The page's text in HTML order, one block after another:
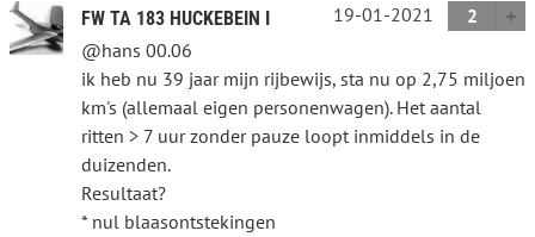
FW TA 183 HUCKEBEIN I 19-01-2021
2
@hans 00.06
ik heb nu 39 jaar mijn rijbewijs, sta nu op 2,75 miljoen
km's (allemaal eigen personenwagen). Het aantal
ritten > 7 uur zonder pauze loopt inmiddels in de
duizenden.
Resultaat?
* nul blaasontstekingen